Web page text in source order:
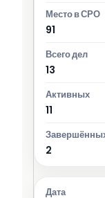
91
13
11
2